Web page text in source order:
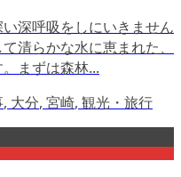
深呼吸をしにいきません
清らかな水に恵まれた、
まずは森林...
, 大分, 宮崎, 観光・旅行